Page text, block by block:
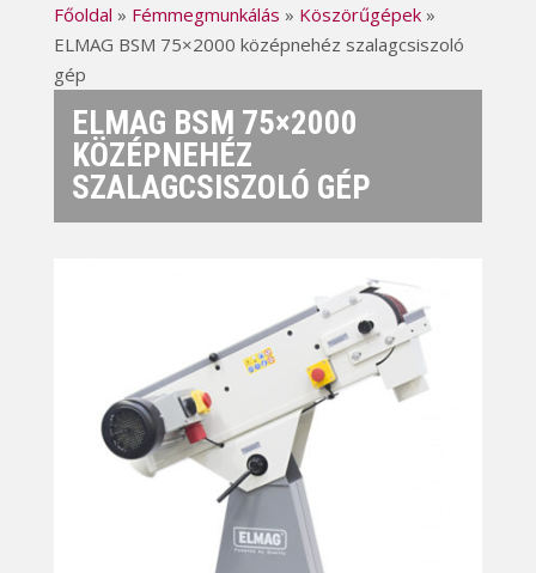
Főoldal » Fémmegmunkálás » Köszörűgépek»
ELMAG BSM 75×2000 középnehéz szalagcsiszoló
gép
ELMAG BSM 75×2000
KÖZÉPNEHÉZ
SZALAGCSISZOLÓ GÉP